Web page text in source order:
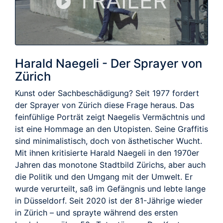
Harald Naegeli - Der Sprayer von
Zürich
Kunst oder Sachbeschädigung? Seit 1977 fordert
der Sprayer von Zürich diese Frage heraus. Das
feinfühlige Porträt zeigt Naegelis Vermächtnis und
ist eine Hommage an den Utopisten. Seine Graffitis
sind minimalistisch, doch von ästhetischer Wucht.
Mit ihnen kritisierte Harald Naegeli in den 1970er
Jahren das monotone Stadtbild Zürichs, aber auch
die Politik und den Umgang mit der Umwelt. Er
wurde verurteilt, saß im Gefängnis und lebte lange
in Düsseldorf. Seit 2020 ist der 81-Jährige wieder
in Zürich – und sprayte während des ersten